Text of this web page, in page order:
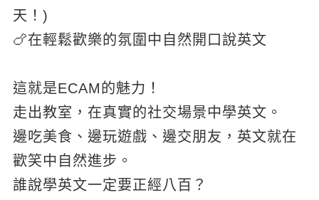
TED Talks
CNN聽力強化
天！)
🍗在輕鬆歡樂的氛圍中自然開口說英文
這就是ECAM的魅力！
走出教室，在真實的社交場景中學英文。
邊吃美食、邊玩遊戲、邊交朋友，英文就在
歡笑中自然進步。
誰說學英文一定要正經八百？